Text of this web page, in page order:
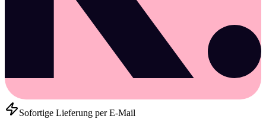
Sofortige Lieferung per E-Mail